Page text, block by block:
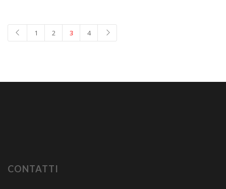
1 2 3 4
CONTATTI